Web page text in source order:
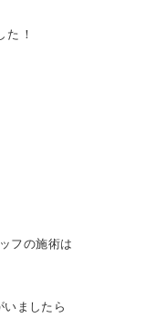
た！
フの施術は
いましたら